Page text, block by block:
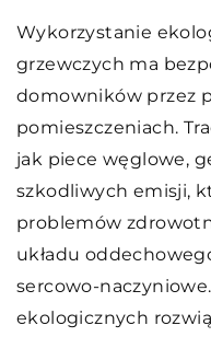
Wykorzystanie
grzewczych ma
domowników przez
pomieszczeniach.
jak piece węglowe,
szkodliwych emisji,
problemów
układu
sercowo-
ekologicznych